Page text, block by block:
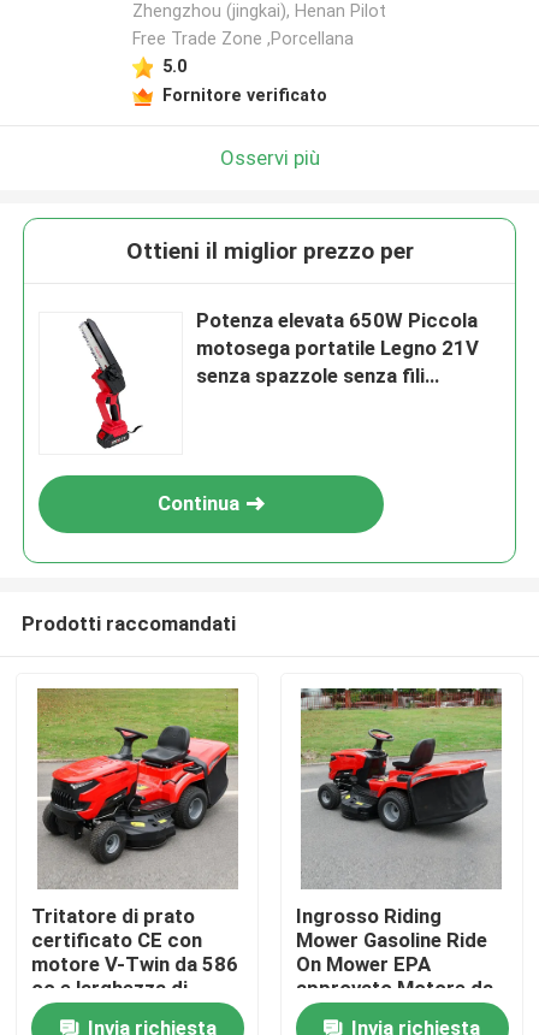
Casa.
Prodotti
Video
Zhengzhou (jingkai), Henan Pilot
Free Trade Zone ,Porcellana
5.0
Fornitore verificato
Osservi più
Ottieni il miglior prezzo per
Potenza elevata 650W Piccola
motosega portatile Legno 21V
senza spazzole senza fili
Continua
Prodotti raccomandati
Tritatore di prato
certificato CE con
motore V-Twin da 586
cc e larghezza di
taglio di 40,2 pollici
Invia richiesta
Ingrosso Riding
Mower Gasoline Ride
On Mower EPA
approvato Motore da
420cc 38" Larghezza
Invia richiesta